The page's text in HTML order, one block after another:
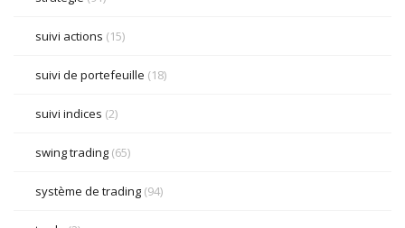
suivi actions (15)
suivi de portefeuille (18)
suivi indices (2)
swing trading (65)
système de trading (94)